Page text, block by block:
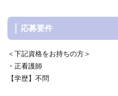
応募要件
＜下記資格をお持ちの方＞
・正看護師
【学歴】不問